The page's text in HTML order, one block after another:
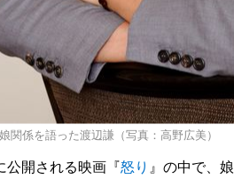
関係を語った渡辺謙（写真：高野広美）
開される映画『怒り 』の中で、